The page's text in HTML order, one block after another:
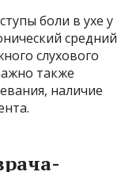
боли в ухе у
средний
слухового
также
наличие